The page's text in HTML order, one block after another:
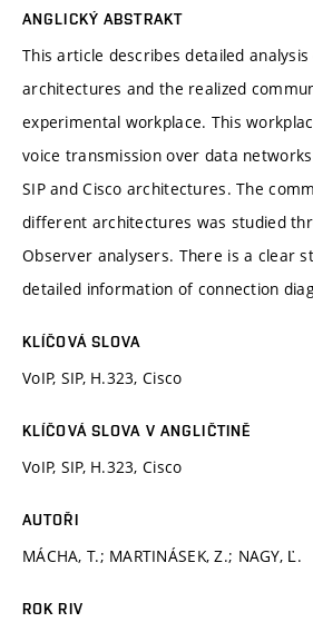
ANGLICKÝ ABSTRAKT
This article describes detailed
architectures and the realized
experimental workplace. This
voice transmission over data
SIP and Cisco architectures. The
different architectures was studied
Observer analysers. There is a clear
detailed information of connection
KLÍČOVÁ SLOVA
VoIP, SIP, H.323, Cisco
KLÍČOVÁ SLOVA V ANGLIČTINĚ
VoIP, SIP, H.323, Cisco
AUTOŘI
MÁCHA, T.; MARTINÁSEK, Z.; NAGY, Ľ.
ROK RIV